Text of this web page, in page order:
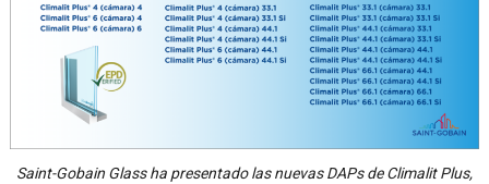
Saint-Gobain Glass ha presentado las nuevas DAPs de Climalit Plus,